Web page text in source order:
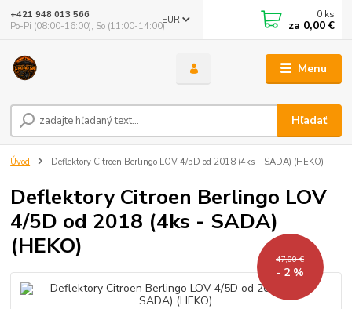
Menu
EUR
Hľadať
+421 948 013 566
Po-Pi (08:00-16:00), So (11:00-14:00)
0 ks
za 0,00 €
Úvod Deflektory Citroen Berlingo LOV 4/5D od 2018 (4ks - SADA) (HEKO)
Deflektory Citroen Berlingo LOV
4/5D od 2018 (4ks - SADA)
(HEKO)
47,00 €
- 2 %